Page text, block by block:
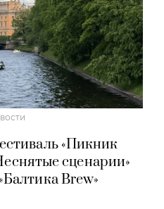
«Пикник
сценарии»
Brew»